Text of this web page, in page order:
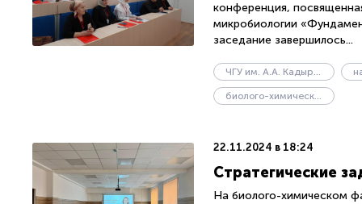
конференция,
микробиологии
заседание завершилось...
ЧГУ им. А.А. Кадырова
биолого-химический факультет
22.11.2024 в 18:24
Стратегические
На биолого-химическом